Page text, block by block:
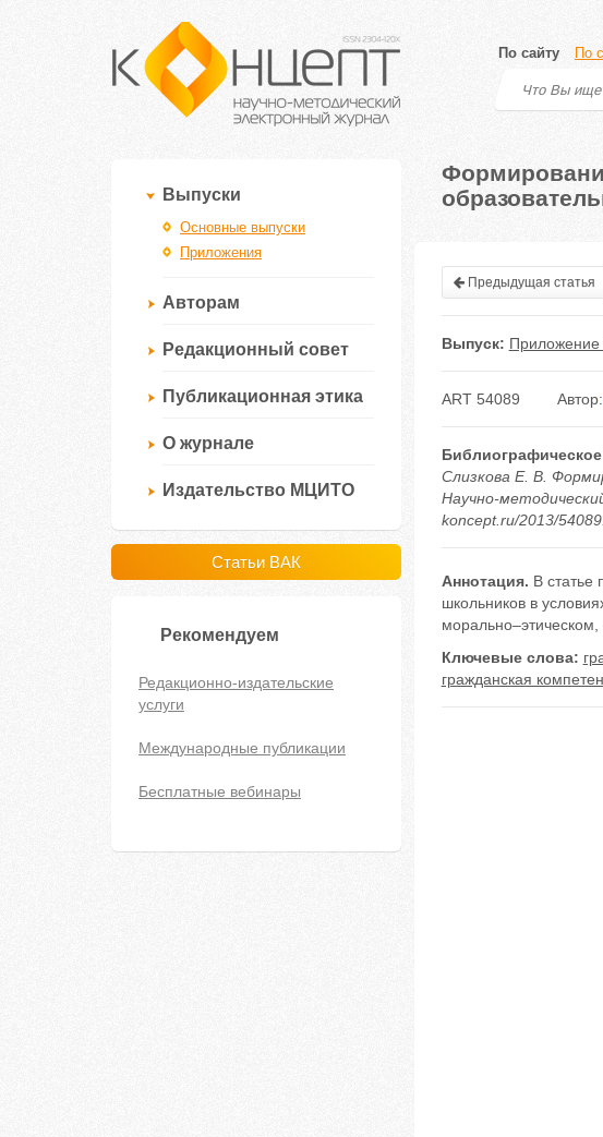
По сайту По
Выпуски
Основные выпуски
Приложения
Авторам
Редакционный совет
Публикационная этика
О журнале
Издательство МЦИТО
Статьи ВАК
Рекомендуем
Редакционно-издательские
услуги
Международные публикации
Бесплатные вебинары
Предыдущая статья
Выпуск: Приложение
ART 54089 Автор:
Слизкова Е. В.
Научно-
koncept.ru/2013/
Аннотация. В статье
школьников в
морально–этическом,
Ключевые слова:
гражданская